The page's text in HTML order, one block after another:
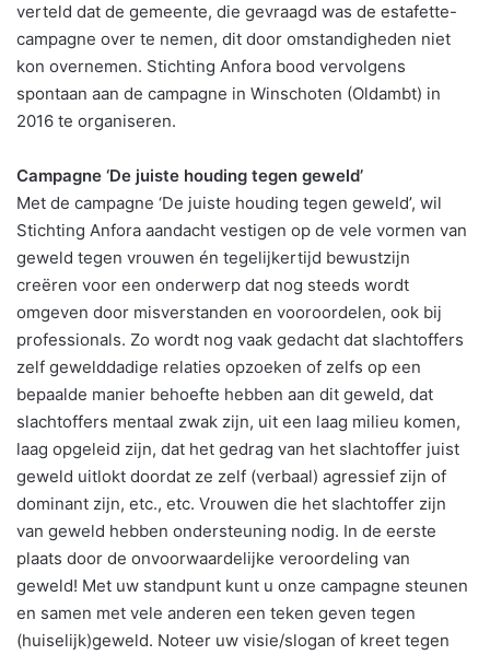
verteld dat de gemeente, die gevraagd was de estafette-
campagne over te nemen, dit door omstandigheden niet
kon overnemen. Stichting Anfora bood vervolgens
spontaan aan de campagne in Winschoten (Oldambt) in
2016 te organiseren.
Campagne ‘De juiste houding tegen geweld’
Met de campagne ‘De juiste houding tegen geweld’, wil
Stichting Anfora aandacht vestigen op de vele vormen van
geweld tegen vrouwen én tegelijkertijd bewustzijn
creëren voor een onderwerp dat nog steeds wordt
omgeven door misverstanden en vooroordelen, ook bij
professionals. Zo wordt nog vaak gedacht dat slachtoffers
zelf gewelddadige relaties opzoeken of zelfs op een
bepaalde manier behoefte hebben aan dit geweld, dat
slachtoffers mentaal zwak zijn, uit een laag milieu komen,
laag opgeleid zijn, dat het gedrag van het slachtoffer juist
geweld uitlokt doordat ze zelf (verbaal) agressief zijn of
dominant zijn, etc., etc. Vrouwen die het slachtoffer zijn
van geweld hebben ondersteuning nodig. In de eerste
plaats door de onvoorwaardelijke veroordeling van
geweld! Met uw standpunt kunt u onze campagne steunen
en samen met vele anderen een teken geven tegen
(huiselijk)geweld. Noteer uw visie/slogan of kreet tegen